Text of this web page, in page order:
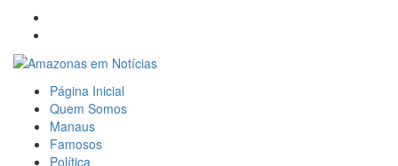
Página Inicial
Quem Somos
Manaus
Famosos
Política